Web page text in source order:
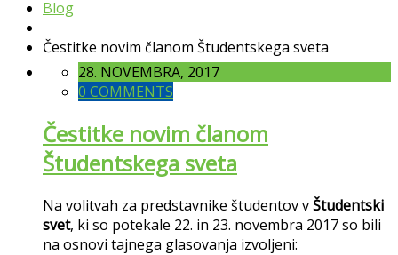
Blog
Čestitke novim članom Študentskega sveta
28. NOVEMBRA, 2017
0 COMMENTS
Čestitke novim članom
Študentskega sveta
Na volitvah za predstavnike študentov vŠtudentski
svet, ki so potekale 22. in 23. novembra 2017 so bili
na osnovi tajnega glasovanja izvoljeni: